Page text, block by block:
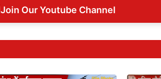
Join Our Youtube Channel